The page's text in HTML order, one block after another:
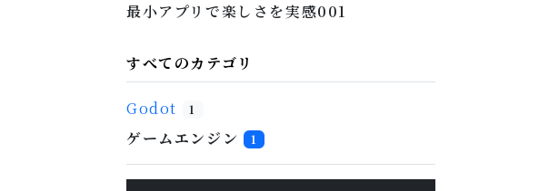
最小アプリで楽しさを実感001
すべてのカテゴリ
Godot 1
ゲームエンジン 1